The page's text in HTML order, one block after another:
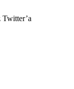
Twitter’a